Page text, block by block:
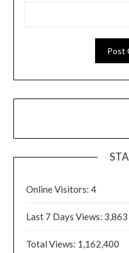
Online Visitors:4
Last 7 Days Views: 3,863
Total Views: 1,162,400